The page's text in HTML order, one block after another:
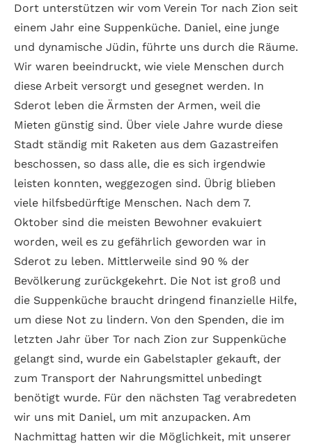
Dort unterstützen wir vom Verein Tor nach Zion seit
einem Jahr eine Suppenküche. Daniel, eine junge
und dynamische Jüdin, führte uns durch die Räume.
Wir waren beeindruckt, wie viele Menschen durch
diese Arbeit versorgt und gesegnet werden. In
Sderot leben die Ärmsten der Armen, weil die
Mieten günstig sind. Über viele Jahre wurde diese
Stadt ständig mit Raketen aus dem Gazastreifen
beschossen, so dass alle, die es sich irgendwie
leisten konnten, weggezogen sind. Übrig blieben
viele hilfsbedürftige Menschen. Nach dem 7.
Oktober sind die meisten Bewohner evakuiert
worden, weil es zu gefährlich geworden war in
Sderot zu leben. Mittlerweile sind 90 % der
Bevölkerung zurückgekehrt. Die Not ist groß und
die Suppenküche braucht dringend finanzielle Hilfe,
um diese Not zu lindern. Von den Spenden, die im
letzten Jahr über Tor nach Zion zur Suppenküche
gelangt sind, wurde ein Gabelstapler gekauft, der
zum Transport der Nahrungsmittel unbedingt
benötigt wurde. Für den nächsten Tag verabredeten
wir uns mit Daniel, um mit anzupacken. Am
Nachmittag hatten wir die Möglichkeit, mit unserer